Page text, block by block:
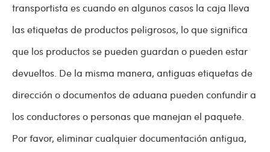
transportista es cuando en algunos casos la caja lleva
las etiquetas de productos peligrosos, lo que significa
que los productos se pueden guardan o pueden estar
devueltos. De la misma manera, antiguas etiquetas de
dirección o documentos de aduana pueden confundir a
los conductores o personas que manejan el paquete.
Por favor, eliminar cualquier documentación antigua,